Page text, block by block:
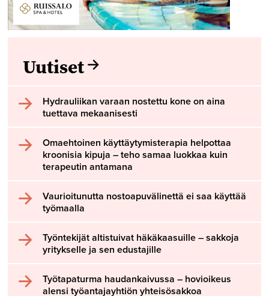
Uutiset
Hydrauliikan varaan nostettu kone on aina
tuettava mekaanisesti
Omaehtoinen käyttäytymisterapia helpottaa
kroonisia kipuja – teho samaa luokkaa kuin
terapeutin antamana
Vaurioitunutta nostoapuvälinettä ei saa käyttää
työmaalla
Työntekijät altistuivat häkäkaasuille – sakkoja
yritykselle ja sen edustajille
Työtapaturma haudankaivussa – hovioikeus
alensi työantajayhtiön yhteisösakkoa